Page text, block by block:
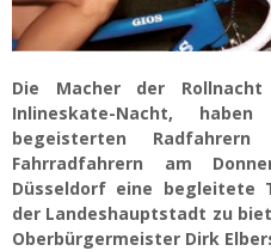
Die Macher der
Inlineskate-Nacht,
begeisterten
Fahrradfahrern am
Düsseldorf eine begleitete
der Landeshauptstadt zu
Oberbürgermeister Dirk